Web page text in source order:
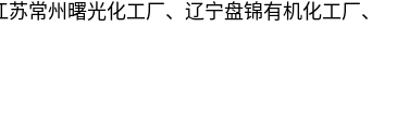
常州曙光化工厂、辽宁盘锦有机化工厂、